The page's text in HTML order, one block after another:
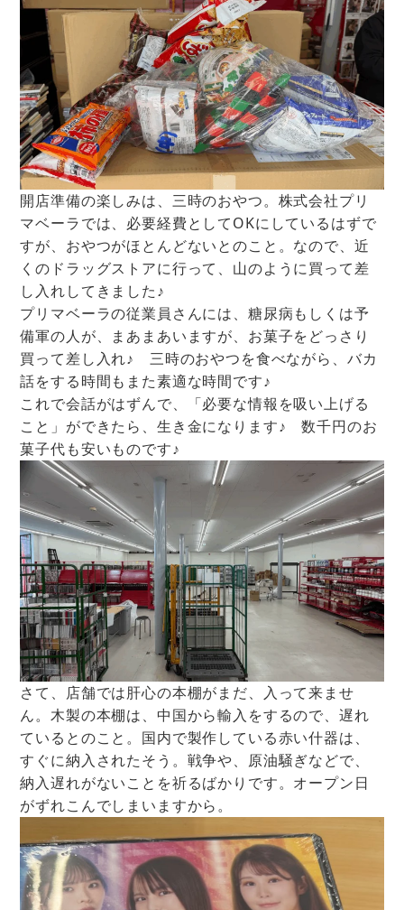
開店準備の楽しみは、三時のおやつ。株式会社プリ
マベーラでは、必要経費としてOKにしているはずで
すが、おやつがほとんどないとのこと。なので、近
くのドラッグストアに行って、山のように買って差
し入れしてきました♪
プリマベーラの従業員さんには、糖尿病もしくは予
備軍の人が、まあまあいますが、お菓子をどっさり
買って差し入れ♪ 三時のおやつを食べながら、バカ
話をする時間もまた素適な時間です♪
これで会話がはずんで、「必要な情報を吸い上げる
こと」ができたら、生き金になります♪ 数千円のお
菓子代も安いものです♪
さて、店舗では肝心の本棚がまだ、入って来ませ
ん。木製の本棚は、中国から輸入をするので、遅れ
ているとのこと。国内で製作している赤い什器は、
すぐに納入されたそう。戦争や、原油騒ぎなどで、
納入遅れがないことを祈るばかりです。オープン日
がずれこんでしまいますから。